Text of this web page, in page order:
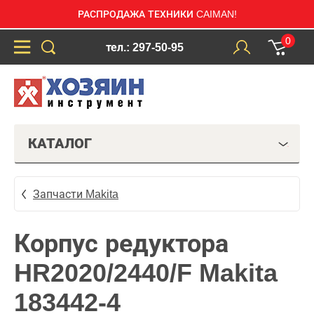
РАСПРОДАЖА ТЕХНИКИ CAIMAN!
тел.: 297-50-95
0
КАТАЛОГ
Запчасти Makita
Корпус редуктора
HR2020/2440/F Makita
183442-4